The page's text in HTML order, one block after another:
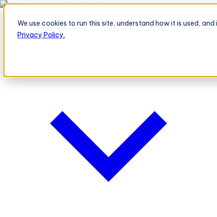
We use cookies to run this site, understand how it is used,
Privacy Policy.
TeleOrder AI Agent BeatRoute Menerima Pesanan Langsung dari
PlatformPlatform